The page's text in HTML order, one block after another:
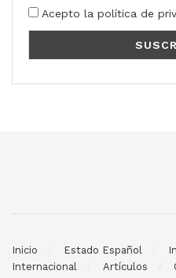
Acepto la política de
Inicio Estado Español
Internacional
Artículos